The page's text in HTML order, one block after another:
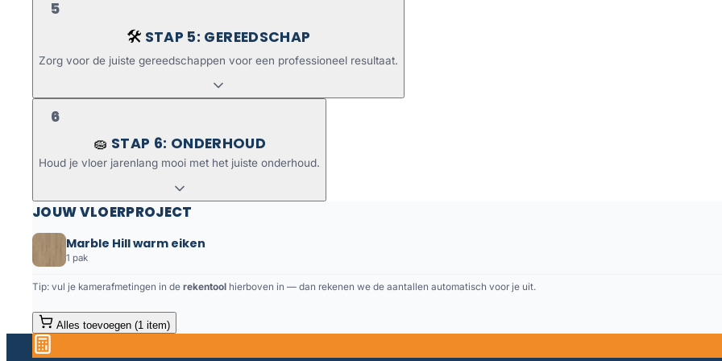
5
🛠️ STAP 5: GEREEDSCHAP
Zorg voor de juiste gereedschappen voor een professioneel resultaat.
6
🧽 STAP 6: ONDERHOUD
Houd je vloer jarenlang mooi met het juiste onderhoud.
JOUW VLOERPROJECT
Marble Hill warm eiken
1 pak
Tip: vul je kamerafmetingen in de rekentool hierboven in — dan rekenen we de aantallen automatisch voor je uit.
Alles toevoegen (1 item)